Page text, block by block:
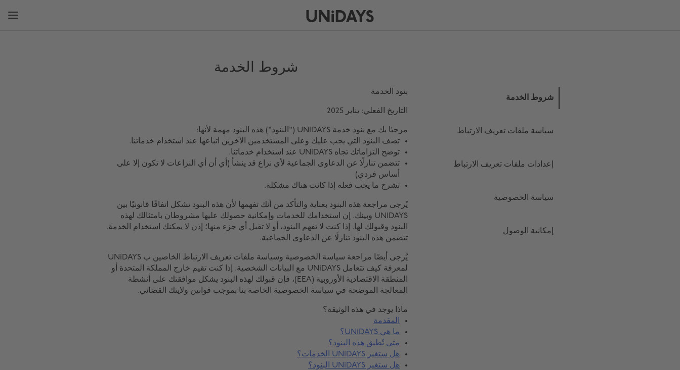
شروط الخدمة
سياسة ملفات تعريف الارتباط
إعدادات ملفات تعريف الارتباط
سياسة الخصوصية
إمكانية الوصول
شروط الخدمة
بنود الخدمة
التاريخ الفعلي: يناير 2025
مرحبًا بك مع بنود خدمة UNiDAYS ("البنود") هذه البنود مهمة لأنها:
تصف البنود التي يجب عليك وعلى المستخدمين الآخرين اتباعها عند استخدام خدماتنا.
توضح التزاماتك تجاه UNiDAYS عند استخدام خدماتنا.
تتضمن تنازلًا عن الدعاوى الجماعية لأي نزاع قد ينشأ (أي أن أي النزاعات لا تكون إلا على
أساس فردي)
تشرح ما يجب فعله إذا كانت هناك مشكلة.
يُرجى مراجعة هذه البنود بعناية والتأكد من أنك تفهمها لأن هذه البنود تشكل اتفاقًا قانونيًا بين
UNIDAYS وبينك. إن استخدامك للخدمات وإمكانية حصولك عليها مشروطان بامتثالك لهذه
البنود وقبولك لها. إذا كنت لا تفهم البنود، أو لا تقبل أي جزء منها؛ إذن لا يمكنك استخدام الخدمة.
تتضمن هذه البنود تنازلًا عن الدعاوى الجماعية.
يُرجى أيضًا مراجعة سياسة الخصوصية وسياسة ملفات تعريف الارتباط الخاصين ب UNiDAYS
لمعرفة كيف تتعامل UNiDAYS مع البيانات الشخصية. إذا كنت تقيم خارج المملكة المتحدة أو
المنطقة الاقتصادية الأوروبية (EEA)، فإن قبولك لهذه البنود يشكل موافقتك على أنشطة
المعالجة الموضحة في سياسة الخصوصية الخاصة بنا بموجب قوانين ولايتك القضائي.
ماذا يوجد في هذه الوثيقة؟
المقدمة
ما هي UNiDAYS؟
متى تُطبق هذه البنود؟
هل ستغير UNiDAYS الخدمات؟
هل ستغير UNiDAYS البنود؟